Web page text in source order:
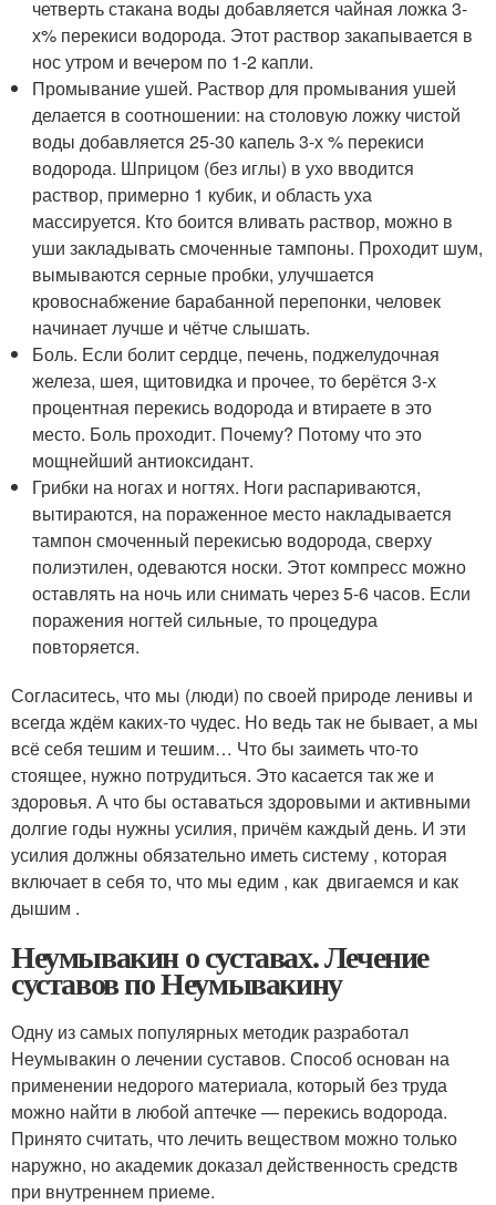
четверть стакана воды добавляется чайная ложка 3-
х% перекиси водорода. Этот раствор закапывается в
нос утром и вечером по 1-2 капли.
Промывание ушей. Раствор для промывания ушей
делается в соотношении: на столовую ложку чистой
воды добавляется 25-30 капель 3-х % перекиси
водорода. Шприцом (без иглы) в ухо вводится
раствор, примерно 1 кубик, и область уха
массируется. Кто боится вливать раствор, можно в
уши закладывать смоченные тампоны. Проходит шум,
вымываются серные пробки, улучшается
кровоснабжение барабанной перепонки, человек
начинает лучше и чётче слышать.
Боль. Если болит сердце, печень, поджелудочная
железа, шея, щитовидка и прочее, то берётся 3-х
процентная перекись водорода и втираете в это
место. Боль проходит. Почему? Потому что это
мощнейший антиоксидант.
Грибки на ногах и ногтях. Ноги распариваются,
вытираются, на пораженное место накладывается
тампон смоченный перекисью водорода, сверху
полиэтилен, одеваются носки. Этот компресс можно
оставлять на ночь или снимать через 5-6 часов. Если
поражения ногтей сильные, то процедура
повторяется.
Согласитесь, что мы (люди) по своей природе ленивы и
всегда ждём каких-то чудес. Но ведь так не бывает, а мы
всё себя тешим и тешим… Что бы заиметь что-то
стоящее, нужно потрудиться. Это касается так же и
здоровья. А что бы оставаться здоровыми и активными
долгие годы нужны усилия, причём каждый день. И эти
усилия должны обязательно иметь систему , которая
включает в себя то, что мы едим , как двигаемся и как
дышим .
Неумывакин о суставах. Лечение
суставов по Неумывакину
Одну из самых популярных методик разработал
Неумывакин о лечении суставов. Способ основан на
применении недорого материала, который без труда
можно найти в любой аптечке — перекись водорода.
Принято считать, что лечить веществом можно только
наружно, но академик доказал действенность средств
при внутреннем приеме.